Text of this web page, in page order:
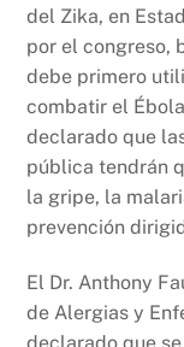
del Zika, en
por el congreso,
debe primero
combatir el
declarado que
pública tendrán
la gripe, la
prevención
El Dr. Anthony
de Alergias y